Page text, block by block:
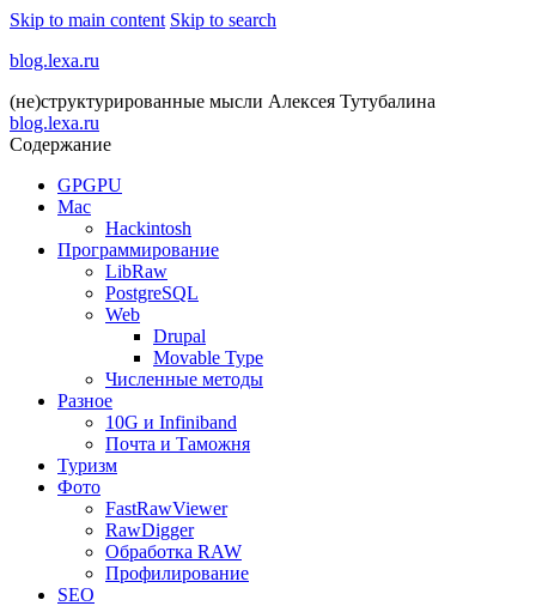
Skip to main content Skip to search
blog.lexa.ru
(не)структурированные мысли Алексея Тутубалина
blog.lexa.ru
Содержание
GPGPU
Mac
Hackintosh
Программирование
LibRaw
PostgreSQL
Web
Drupal
Movable Type
Численные методы
Разное
10G и Infiniband
Почта и Таможня
Туризм
Фото
FastRawViewer
RawDigger
Обработка RAW
Профилирование
SEO